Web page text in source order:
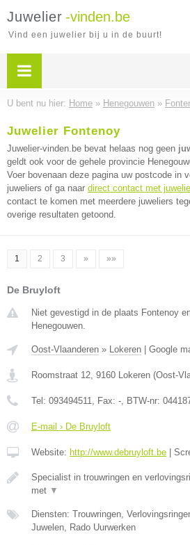
Juwelier -vinden.be
Vind een juwelier bij u in de buurt!
U bent nu hier: Home » Henegouwen »
Juwelier Fontenoy
Juwelier-vinden.be bevat helaas nog geen
geldt ook voor de gehele provincie
Voer bovenaan deze pagina uw postcode in
juweliers of ga naar direct contact met
contact te komen met meerdere juweliers
overige resultaten getoond.
1 2 3 » »»
De Bruyloft
Niet gevestigd in de plaats Fontenoy
Henegouwen.
Oost-Vlaanderen » Lokeren Google
Roomstraat 12, 9160 Lokeren (Oost-
Tel: 093494511, Fax: -, BTW-nr:
E-mail › De Bruyloft
Website: http://www.debruyloft.be
Specialist in trouwringen en
met ▼
Diensten: Trouwringen,
Juwelen, Rado Uurwerken